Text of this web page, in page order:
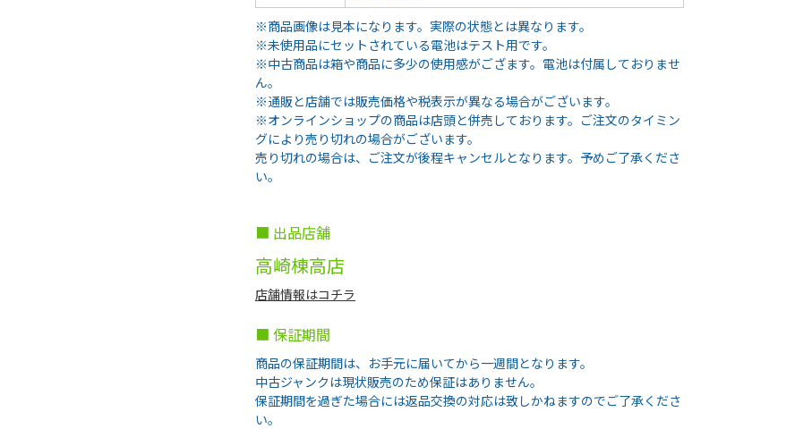
※商品画像は見本になります。実際の状態とは異なります。
※未使用品にセットされている電池はテスト用です。
※中古商品は箱や商品に多少の使用感がござます。電池は付属しておりませ
ん。
※通販と店舗では販売価格や税表示が異なる場合がございます。
※オンラインショップの商品は店頭と併売しております。ご注文のタイミン
グにより売り切れの場合がございます。
売り切れの場合は、ご注文が後程キャンセルとなります。予めご了承くださ
い。
■ 出品店舗
高崎棟高店
店舗情報はコチラ
■ 保証期間
商品の保証期間は、お手元に届いてから一週間となります。
中古ジャンクは現状販売のため保証はありません。
保証期間を過ぎた場合には返品交換の対応は致しかねますのでご了承くださ
い。